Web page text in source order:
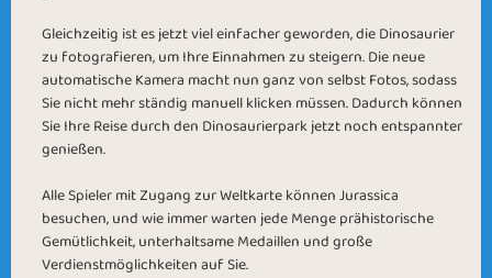
Gleichzeitig ist es jetzt viel einfacher geworden, die Dinosaurier
zu fotografieren, um Ihre Einnahmen zu steigern. Die neue
automatische Kamera macht nun ganz von selbst Fotos, sodass
Sie nicht mehr ständig manuell klicken müssen. Dadurch können
Sie Ihre Reise durch den Dinosaurierpark jetzt noch entspannter
genießen.
Alle Spieler mit Zugang zur Weltkarte können Jurassica
besuchen, und wie immer warten jede Menge prähistorische
Gemütlichkeit, unterhaltsame Medaillen und große
Verdienstmöglichkeiten auf Sie.